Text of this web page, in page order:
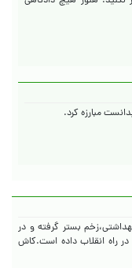
مبارزه کرد.
بستر گرفته و در
راه انقلاب داده است.کاش